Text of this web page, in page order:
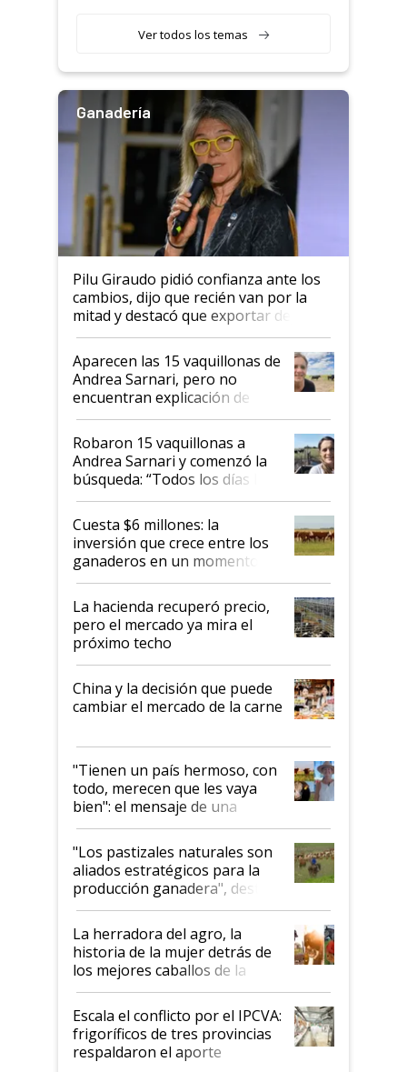
variedades que marcan un
salto tecnológico en genética y
Ver todos los temas
Ganadería
Pilu Giraudo pidió confianza ante los
cambios, dijo que recién van por la
mitad y destacó que exportar dejó de
ser "para unos pocos": "Tenemos un
mandato muy claro del gobierno
nacional"
Aparecen las 15 vaquillonas de
Andrea Sarnari, pero no
encuentran explicación de
cómo llegaron allí
Robaron 15 vaquillonas a
Andrea Sarnari y comenzó la
búsqueda: “Todos los días le
toca a algún productor”
Cuesta $6 millones: la
inversión que crece entre los
ganaderos en un momento
histórico para la actividad
La hacienda recuperó precio,
pero el mercado ya mira el
próximo techo
China y la decisión que puede
cambiar el mercado de la carne
"Tienen un país hermoso, con
todo, merecen que les vaya
bien": el mensaje de una
ganadera uruguaya sobre las
oportunidades que se abren
para el agro en Argentina, con
foco en la carne
"Los pastizales naturales son
aliados estratégicos para la
producción ganadera", destaca
la iniciativa que ya reúne a 46
establecimientos en Argentina
La herradora del agro, la
historia de la mujer detrás de
los mejores caballos de la
Argentina y los mitos que
todavía hacen sufrir a estos
animales: "Mientras me
descalificaban, yo seguí
haciendo currículum"
Escala el conflicto por el IPCVA:
frigoríficos de tres provincias
respaldaron el aporte